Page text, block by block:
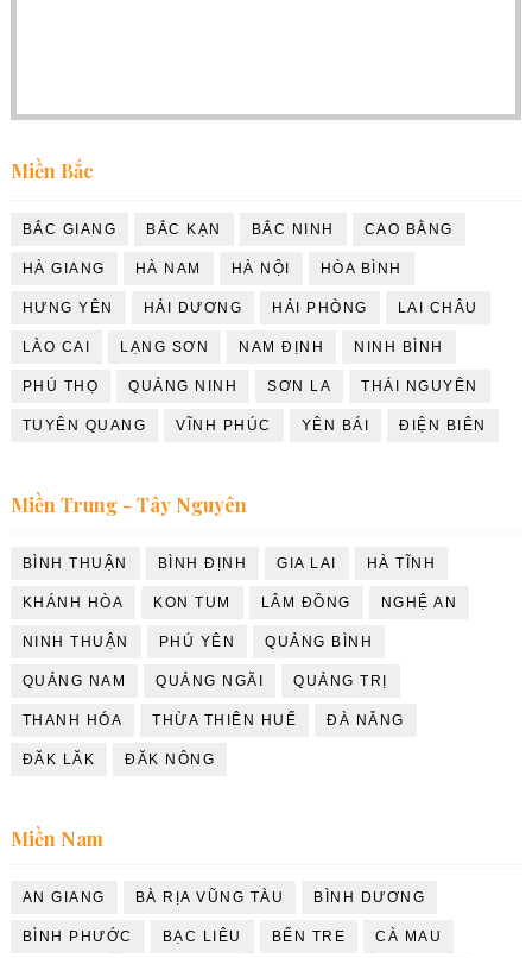
Miền Bắc
BẮC GIANG BẮC KẠN BẮC NINH CAO BẰNG
HÀ GIANG HÀ NAM HÀ NỘI HÒA BÌNH
HƯNG YÊN HẢI DƯƠNG HẢI PHÒNG LAI CHÂU
LÀO CAI LẠNG SƠN NAM ĐỊNH NINH BÌNH
PHÚ THỌ QUẢNG NINH SƠN LA THÁI NGUYÊN
TUYÊN QUANG VĨNH PHÚC YÊN BÁI ĐIỆN BIÊN
Miền Trung - Tây Nguyên
BÌNH THUẬN BÌNH ĐỊNH GIA LAI HÀ TĨNH
KHÁNH HÒA KON TUM LÂM ĐỒNG NGHỆ AN
NINH THUẬN PHÚ YÊN QUẢNG BÌNH
QUẢNG NAM QUẢNG NGÃI QUẢNG TRỊ
THANH HÓA THỪA THIÊN HUẾ ĐÀ NẴNG
ĐĂK LĂK ĐĂK NÔNG
Miền Nam
AN GIANG BÀ RỊA VŨNG TÀU BÌNH DƯƠNG
BÌNH PHƯỚC BẠC LIÊU BẾN TRE CÀ MAU